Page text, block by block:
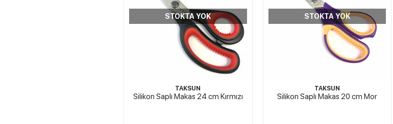
STOKTA YOK
TAKSUN
Silikon Saplı Makas 24 cm Kırmızı
STOKTA YOK
TAKSUN
Silikon Saplı Makas 20 cm Mor